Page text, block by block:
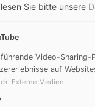
11:30 Uhr
Timo Ulrich,
Sie bitte unsere
führende Video-
auf
: Externe Medien